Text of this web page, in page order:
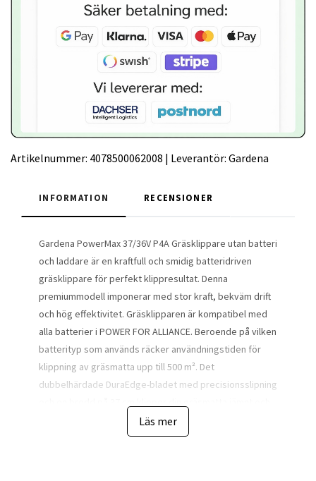
Artikelnummer: 4078500062008 | Leverantör: Gardena
INFORMATION RECENSIONER
Gardena PowerMax 37/36V P4A Gräsklippare utan batteri
och laddare är en kraftfull och smidig batteridriven
gräsklippare för perfekt klippresultat. Denna
premiummodell imponerar med stor kraft, bekväm drift
och hög effektivitet. Gräsklipparen är kompatibel med
alla batterier i POWER FOR ALLIANCE. Beroende på vilken
batterityp som används räcker användningstiden för
klippning av gräsmatta upp till 500 m². Det
dubbelhärdade DuraEdge-bladet med precisionsslipning
perfekt. En integrerad indikator visar när det är dags att
tömma 45 liters-gräsuppsamlingslådan i textil. Tack vare
Läs mer